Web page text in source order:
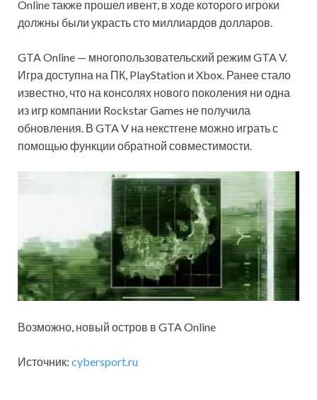
Online также прошел ивент, в ходе которого игроки
должны были украсть сто миллиардов долларов.
GTA Online — многопользовательский режим GTA V.
Игра доступна на ПК, PlayStation и Xbox. Ранее стало
известно, что на консолях нового поколения ни одна
из игр компании Rockstar Games не получила
обновления. В GTA V на некстгене можно играть с
помощью функции обратной совместимости.
Возможно, новый остров в GTA Online
Источник: cybersport.ru